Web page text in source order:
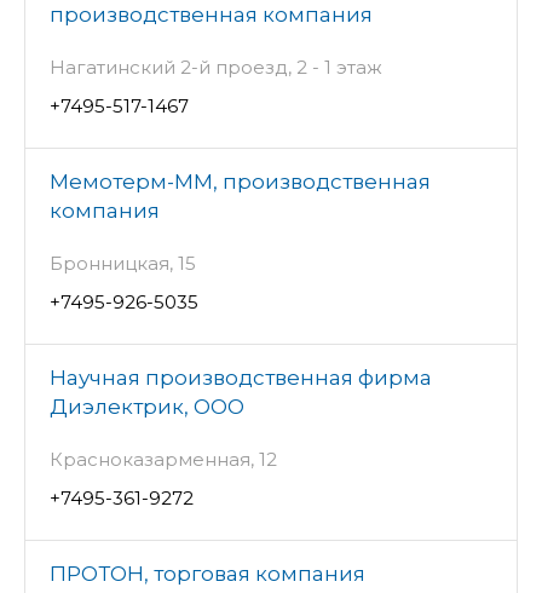
производственная компания
Нагатинский 2-й проезд, 2 - 1 этаж
+7495-517-1467
Мемотерм-ММ, производственная
компания
Бронницкая, 15
+7495-926-5035
Научная производственная фирма
Диэлектрик, ООО
Красноказарменная, 12
+7495-361-9272
ПРОТОН, торговая компания